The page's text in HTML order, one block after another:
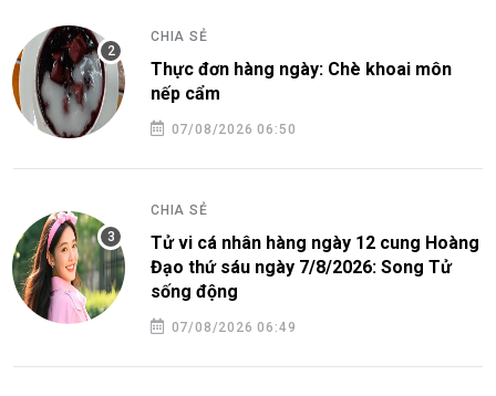
CHIA SẺ
Thực đơn hàng ngày: Chè khoai môn
nếp cẩm
07/08/2026 06:50
CHIA SẺ
Tử vi cá nhân hàng ngày 12 cung Hoàng
Đạo thứ sáu ngày 7/8/2026: Song Tử
sống động
07/08/2026 06:49